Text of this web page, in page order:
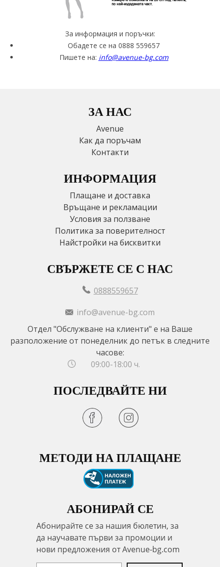
За информация и поръчки:
Обадете се на 0888 559657
Пишете на: info@avenue-bg.com
ЗА НАС
Avenue
Как да поръчам
Контакти
ИНФОРМАЦИЯ
Плащане и доставка
Връщане и рекламации
Условия за ползване
Политика за поверителност
Найстройки на бисквитки
СВЪРЖЕТЕ СЕ С НАС
0888559657
info@avenue-bg.com
Отдел "Обслужване на клиенти" е на Ваше
разположение от понеделник до петък в следните
часове:
09:00-18:00 ч.
ПОСЛЕДВАЙТЕ НИ
МЕТОДИ НА ПЛАЩАНЕ
АБОНИРАЙ СЕ